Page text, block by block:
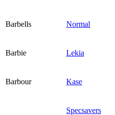
Barbells Normal
Barbie Lekia
Barbour Kase
Specsavers